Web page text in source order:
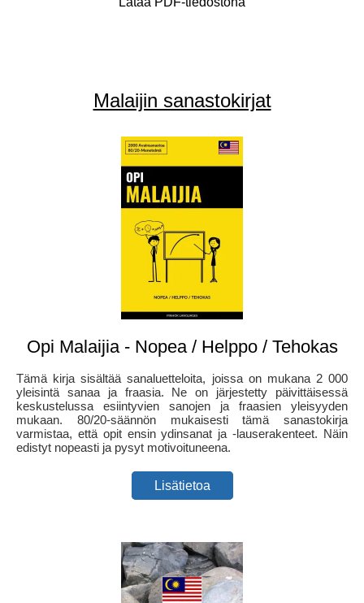
Malaijin sanastokirjat
Opi Malaijia - Nopea / Helppo / Tehokas
Tämä kirja sisältää sanaluetteloita, joissa on mukana 2 000
yleisintä sanaa ja fraasia. Ne on järjestetty päivittäisessä
keskustelussa esiintyvien sanojen ja fraasien yleisyyden
mukaan. 80/20-säännön mukaisesti tämä sanastokirja
varmistaa, että opit ensin ydinsanat ja -lauserakenteet. Näin
edistyt nopeasti ja pysyt motivoituneena.
Lisätietoa